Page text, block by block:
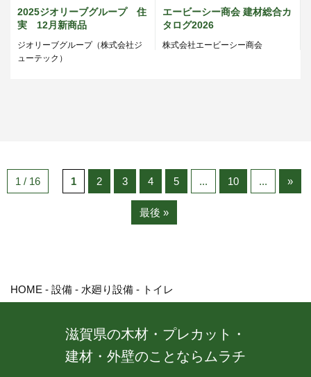
2025ジオリーブグループ 住
実 12月新商品
ジオリーブグループ（株式会社ジ
ューテック）
エービーシー商会 建材総合カ
タログ2026
株式会社エービーシー商会
1 / 16 1 2 3 4 5 ... 10 ... »
最後 »
HOME - 設備 - 水廻り設備 - トイレ
滋賀県の木材・プレカット・
建材・外壁のことならムラチ